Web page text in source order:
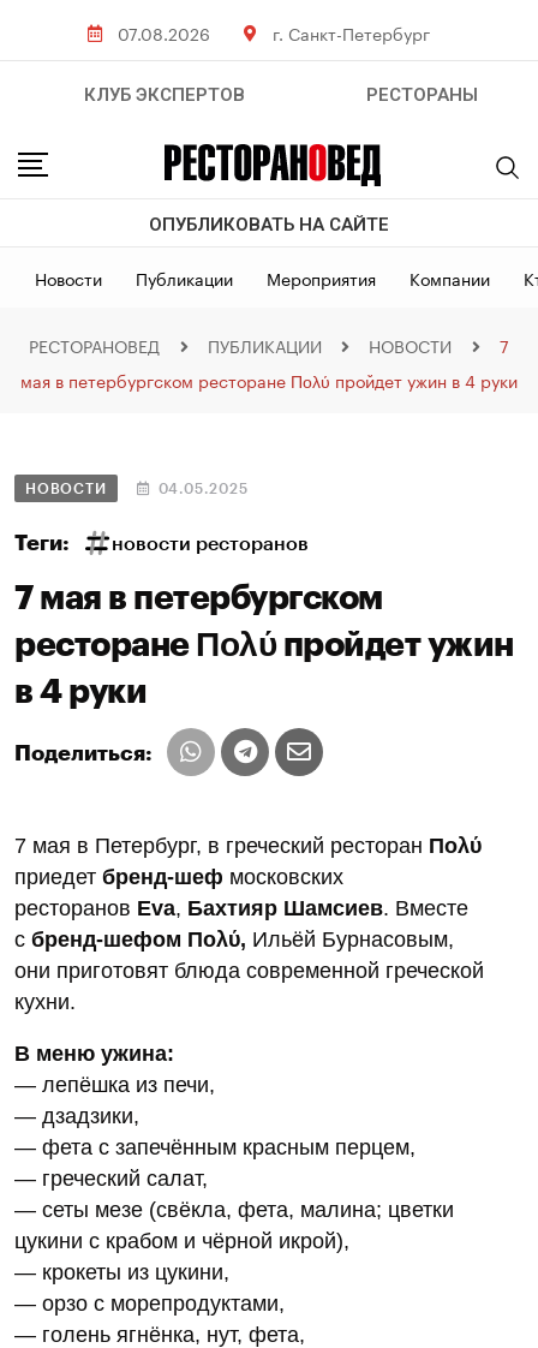
07.08.2026 г. Санкт-Петербург
КЛУБ ЭКСПЕРТОВ РЕСТОРАНЫ
ОПУБЛИКОВАТЬ НА САЙТЕ
Новости Публикации Мероприятия Компании
РЕСТОРАНОВЕД ПУБЛИКАЦИИ НОВОСТИ
7
мая в петербургском ресторане Πολύ пройдет ужин в 4 руки
НОВОСТИ 04.05.2025
Теги: новости ресторанов
7 мая в петербургском
ресторане Πολύ пройдет ужин
в 4 руки
Поделиться:
7 мая в Петербург, в греческий ресторан Πολύ
приедет бренд-шеф московских
ресторанов Eva, Бахтияр Шамсиев. Вместе
с бренд-шефом Πολύ, Ильёй Бурнасовым,
они приготовят блюда современной греческой
кухни.
В меню ужина:
— лепёшка из печи,
— дзадзики,
— фета с запечённым красным перцем,
— греческий салат,
— сеты мезе (свёкла, фета, малина; цветки
цукини с крабом и чёрной икрой),
— крокеты из цукини,
— орзо с морепродуктами,
— голень ягнёнка, нут, фета,